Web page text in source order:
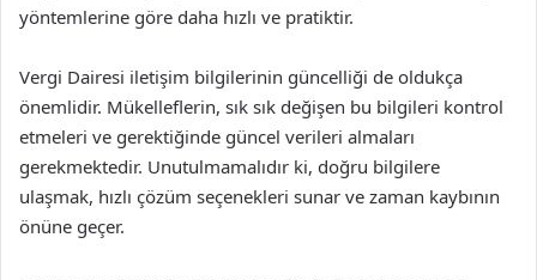
yöntemlerine göre daha hızlı ve pratiktir.
Vergi Dairesi iletişim bilgilerinin güncelliği de oldukça
önemlidir. Mükelleflerin, sık sık değişen bu bilgileri kontrol
etmeleri ve gerektiğinde güncel verileri almaları
gerekmektedir. Unutulmamalıdır ki, doğru bilgilere
ulaşmak, hızlı çözüm seçenekleri sunar ve zaman kaybının
önüne geçer.